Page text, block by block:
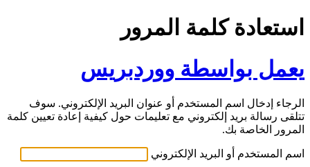
استعادة كلمة المرور
يعمل بواسطة ووردبريس
الرجاء إدخال اسم المستخدم أو عنوان البريد الإلكتروني. سوف
تتلقى رسالة بريد إلكتروني مع تعليمات حول كيفية إعادة تعيين كلمة
المرور الخاصة بك.
اسم المستخدم أو البريد الإلكتروني